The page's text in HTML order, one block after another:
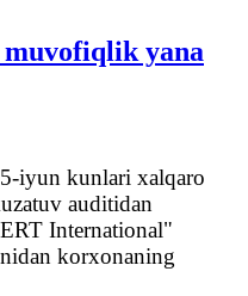
yana
iyun kunlari xalqaro
auditidan
International"
korxonaning